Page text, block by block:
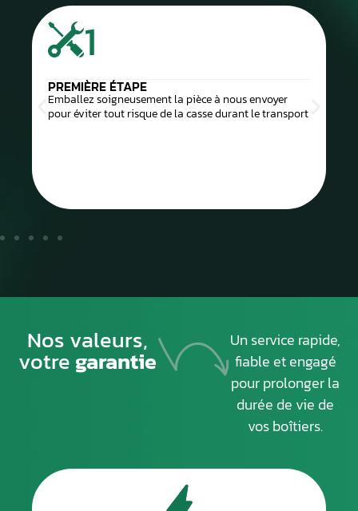
1
PREMIÈRE ÉTAPE
Emballez soigneusement la pièce à nous envoyer
pour éviter tout risque de la casse durant le transport
Nos valeurs,
votregarantie
Un service rapide,
fiable et engagé
pour prolonger la
durée de vie de
vos boîtiers.